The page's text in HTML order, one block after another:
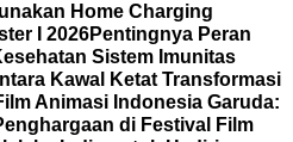
Home Charging
I 2026Pentingnya Peran
Sistem Imunitas
Kawal Ketat Transformasi
Animasi Indonesia Garuda:
di Festival Film